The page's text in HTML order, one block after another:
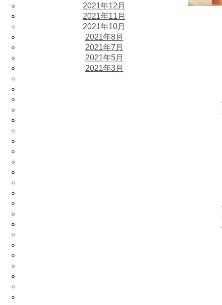
2021年12月
2021年11月
2021年10月
2021年8月
2021年7月
2021年5月
2021年3月